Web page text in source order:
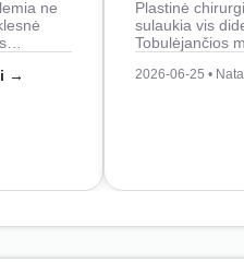
ne
→
Plastinė
sulaukia vis
Tobulėjančios
2026-06-25 •